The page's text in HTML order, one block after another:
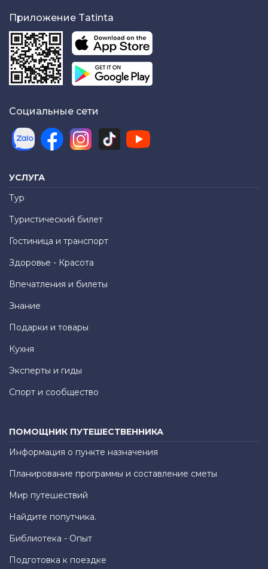
Приложение Tatinta
Социальные сети
УСЛУГА
Тур
Туристический билет
Гостиница и транспорт
Здоровье - Красота
Впечатления и билеты
Знание
Подарки и товары
Кухня
Эксперты и гиды
Спорт и сообщество
ПОМОЩНИК ПУТЕШЕСТВЕННИКА
Информация о пункте назначения
Планирование программы и составление сметы
Мир путешествий
Найдите попутчика.
Библиотека - Опыт
Подготовка к поездке